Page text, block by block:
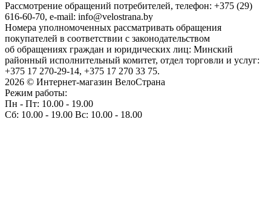
Рассмотрение обращений потребителей, телефон: +375 (29)
616-60-70, e-mail: info@velostrana.by
Номера уполномоченных рассматривать обращения
покупателей в соответствии с законодательством
об обращениях граждан и юридических лиц: Минский
районный исполнительный комитет, отдел торговли и услуг:
+375 17 270-29-14, +375 17 270 33 75.
2026 © Интернет-магазин ВелоСтрана
Режим работы:
Пн - Пт: 10.00 - 19.00
Сб: 10.00 - 19.00 Вс: 10.00 - 18.00